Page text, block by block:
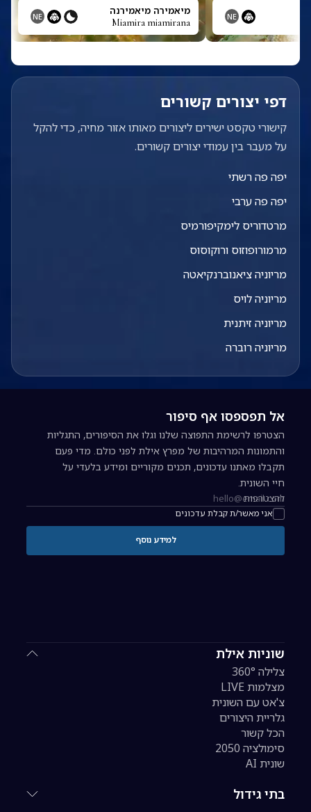
NE מיאמירה מיאמירנה
Miamira miamirana
NE
דפי יצורים קשורים
קישורי טקסט ישירים ליצורים מאותו אזור מחיה, כדי להקל
על מעבר בין עמודי יצורים קשורים.
יפה פה רשתי
יפה פה ערבי
מרטדוריס לימקיפורמיס
מרמורופוזוס ורוקוסוס
מריוניה ציאנוברנקיאטה
מריוניה לויס
מריוניה זיתנית
מריוניה רוברה
שוניות אילת
צלילה 360°
מצלמות LIVE
צ'אט עם השונית
גלריית היצורים
הכל קשור
סימולציה 2050
שונית AI
בתי גידול
אל תפספסו אף סיפור
הצטרפו לרשימת התפוצה שלנו וגלו את הסיפורים, התגליות
והתמונות המרהיבות של מפרץ אילת לפני כולם. מדי פעם
תקבלו מאתנו עדכונים, תכנים מקוריים ומידע בלעדי על
חיי השונית.
כתובת אימייל להרשמה לניוזלטר
אני מאשר/ת קבלת עדכונים
להצטרפות
למידע נוסף